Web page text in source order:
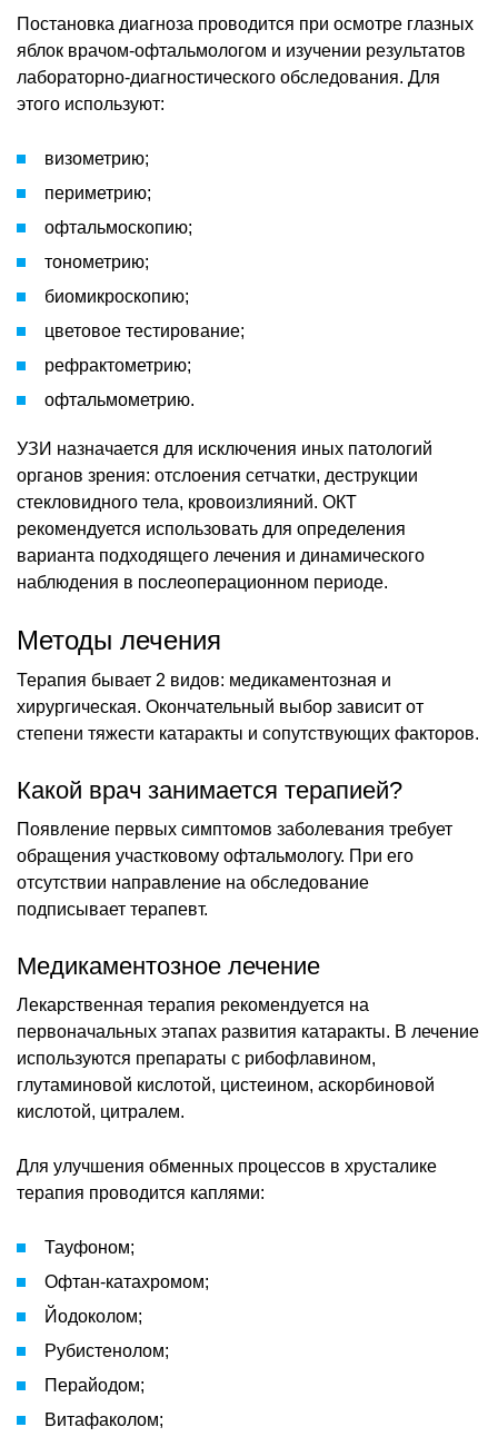
Постановка диагноза проводится при осмотре глазных
яблок врачом-офтальмологом и изучении результатов
лабораторно-диагностического обследования. Для
этого используют:
визометрию;
периметрию;
офтальмоскопию;
тонометрию;
биомикроскопию;
цветовое тестирование;
рефрактометрию;
офтальмометрию.
УЗИ назначается для исключения иных патологий
органов зрения: отслоения сетчатки, деструкции
стекловидного тела, кровоизлияний. ОКТ
рекомендуется использовать для определения
варианта подходящего лечения и динамического
наблюдения в послеоперационном периоде.
Методы лечения
Терапия бывает 2 видов: медикаментозная и
хирургическая. Окончательный выбор зависит от
степени тяжести катаракты и сопутствующих факторов.
Какой врач занимается терапией?
Появление первых симптомов заболевания требует
обращения участковому офтальмологу. При его
отсутствии направление на обследование
подписывает терапевт.
Медикаментозное лечение
Лекарственная терапия рекомендуется на
первоначальных этапах развития катаракты. В лечение
используются препараты с рибофлавином,
глутаминовой кислотой, цистеином, аскорбиновой
кислотой, цитралем.
Для улучшения обменных процессов в хрусталике
терапия проводится каплями:
Тауфоном;
Офтан-катахромом;
Йодоколом;
Рубистенолом;
Перайодом;
Витафаколом;